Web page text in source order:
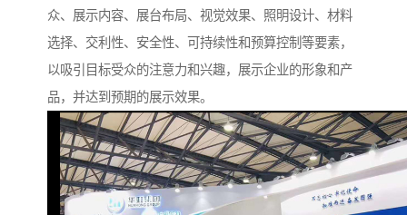
众、展示内容、展台布局、视觉效果、照明设计、材料
选择、交利性、安全性、可持续性和预算控制等要素，
以吸引目标受众的注意力和兴趣，展示企业的形象和产
品，并达到预期的展示效果。